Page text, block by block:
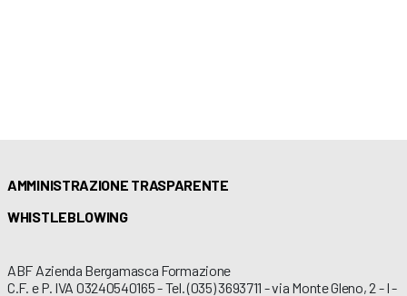
AMMINISTRAZIONE TRASPARENTE
WHISTLEBLOWING
ABF Azienda Bergamasca Formazione
C.F. e P. IVA 03240540165 - Tel. (035) 3693711 - via Monte Gleno, 2 - I -